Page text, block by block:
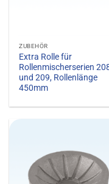
ZUBEHÖR
Extra Rolle für
Rollenmischerserien
und 209, Rollenlänge
450mm